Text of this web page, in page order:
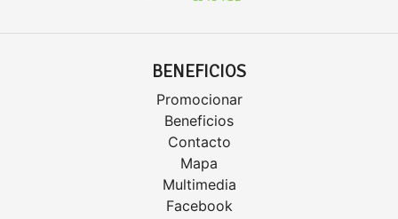
BENEFICIOS
Promocionar
Beneficios
Contacto
Mapa
Multimedia
Facebook